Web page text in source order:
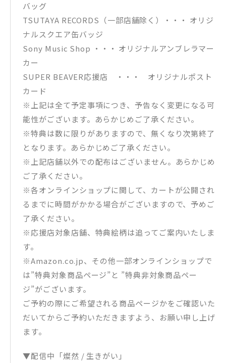
バッグ
TSUTAYA RECORDS（一部店舗除く）・・・ オリジ
ナルスクエア缶バッジ
Sony Music Shop ・・・ オリジナルアンブレラマー
カー
SUPER BEAVER応援店 ・・・ オリジナルポスト
カード
※上記は全て予定事項につき、予告なく変更になる可
能性がございます。あらかじめご了承ください。
※特典は数に限りがありますので、無くなり次第終了
となります。あらかじめご了承ください。
※上記店舗以外での配布はございません。あらかじめ
ご了承ください。
※各オンラインショップに関して、カートが公開され
るまでに時間がかかる場合がございますので、予めご
了承ください。
※応援店対象店舗、特典絵柄は追ってご案内いたしま
す。
※Amazon.co.jp、その他一部オンラインショップで
は”特典対象商品ページ”と ”特典非対象商品ペー
ジ”がございます。
ご予約の際にご希望される商品ページかをご確認いた
だいてからご予約いただきますよう、お願い申し上げ
ます。
▼配信中「燦然 / 生きがい」